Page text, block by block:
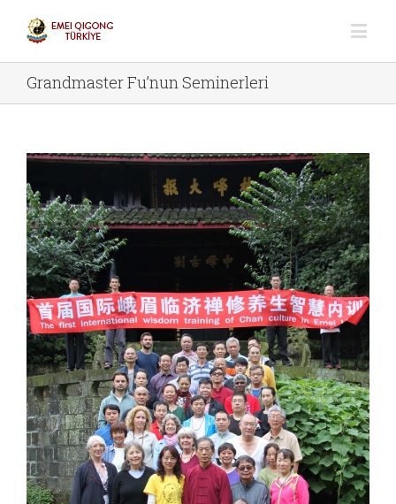
Grandmaster Fu’nun Seminerleri